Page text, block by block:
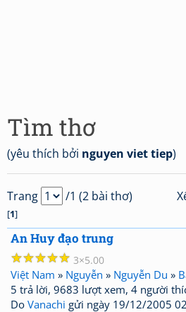
Tìm thơ
(yêu thích bởi nguyen viet tiep)
Trang /1 (2 bài thơ)
[1]
An Huy đạo trung
☆
☆
☆
☆
☆ 3 5.00
Việt Nam » Nguyễn » Nguyễn Du »
5 trả lời, 9683 lượt xem, 4 người
Do Vanachi gửi ngày 19/12/2005